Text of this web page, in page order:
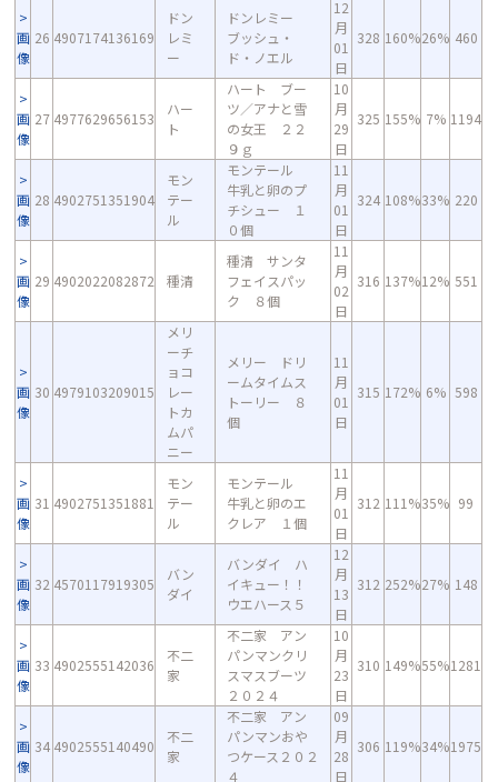
画
像
26 4907174136169
ドン
レミ
ー
ドンレミー
ブッシュ・
ド・ノエル
12
月
01
日
328 160%26% 460
画
像
27 4977629656153
ハー
ト
ハート ブー
ツ／アナと雪
の女王 ２２
９ｇ
10
月
29
日
325 155% 7% 1194
画
像
28 4902751351904
モン
テー
ル
モンテール
牛乳と卵のプ
チシュー １
０個
11
月
01
日
324 108%33% 220
画
像
29 4902022082872 種清
種清 サンタ
フェイスパッ
ク ８個
11
月
02
日
316 137%12% 551
画
像
30 4979103209015
メリ
ーチ
ョコ
レー
トカ
ムパ
ニー
メリー ドリ
ームタイムス
トーリー ８
個
11
月
01
日
315 172% 6% 598
画
像
31 4902751351881
モン
テー
ル
モンテール
牛乳と卵のエ
クレア １個
11
月
01
日
312 111%35% 99
画
像
32 4570117919305
バン
ダイ
バンダイ ハ
イキュー！！
ウエハース５
12
月
13
日
312 252%27% 148
画
像
33 4902555142036
不二
家
不二家 アン
パンマンクリ
スマスブーツ
２０２４
10
月
23
日
310 149%55%1281
画
像
34 4902555140490
不二
家
不二家 アン
パンマンおや
つケース２０２
４
09
月
28
日
306 119%34%1975